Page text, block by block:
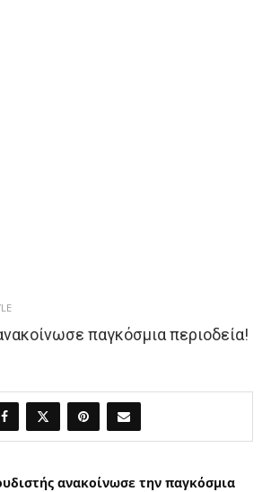
παγκόσμια περιοδεία!
ανακοίνωσε την παγκόσμια